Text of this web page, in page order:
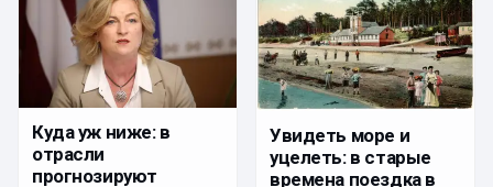
Куда уж ниже: в
отрасли
прогнозируют
Увидеть море и
уцелеть: в старые
времена поездка в